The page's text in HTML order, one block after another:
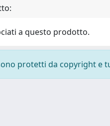
a questo prodotto.
protetti da copyright e